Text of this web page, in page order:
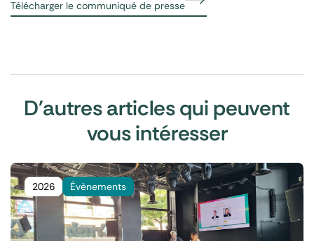
Télécharger le communiqué de presse
D'autres articles qui peuvent
vous intéresser
2026 Évènements